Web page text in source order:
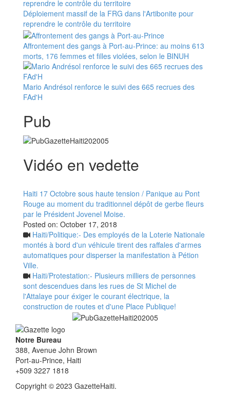
Déploiement massif de la FRG dans l'Artibonite pour
reprendre le contrôle du territoire
Affrontement des gangs à Port-au-Prince: au moins 613
morts, 176 femmes et filles violées, selon le BINUH
Mario Andrésol renforce le suivi des 665 recrues des
FAd'H
Pub
Vidéo en vedette
Haiti 17 Octobre sous haute tension / Panique au Pont
Rouge au moment du traditionnel dépôt de gerbe fleurs
par le Président Jovenel Moise.
Posted on: October 17, 2018
Haiti/Politique:- Des employés de la Loterie Nationale
montés à bord d'un véhicule tirent des raffales d'armes
automatiques pour disperser la manifestation à Pétion
Ville.
Haiti/Protestation:- Plusieurs milliers de personnes
sont descendues dans les rues de St Michel de
l'Attalaye pour éxiger le courant électrique, la
construction de routes et d'une Place Publique!
Notre Bureau
388, Avenue John Brown
Port-au-Prince, Haiti
+509 3227 1818
Copyright © 2023 GazetteHaiti.